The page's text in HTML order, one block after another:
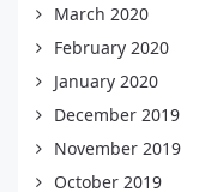
March 2020
February 2020
January 2020
December 2019
November 2019
October 2019